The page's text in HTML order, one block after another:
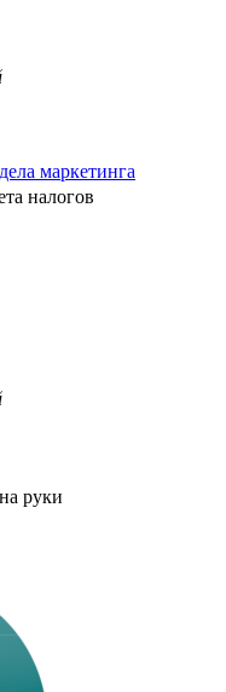
маркетинга
налогов
на руки